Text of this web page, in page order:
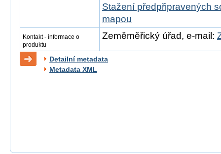
Stažení předpřipravených
mapou
Kontakt - informace o
produktu
Zeměměřický úřad, e-mail:
Detailní metadata
Metadata XML